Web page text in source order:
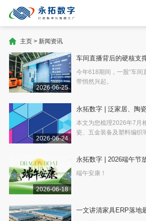
主页> 新闻资讯
2026-06-25
车间直播背后的硬核支
APS柔性排产如何重塑
今年618期间，一股“车间
带悄然兴起。
2026-06-24
永拓数字 | 泛家居、陶
行业7月展讯
本文为您梳理2026年7月
瓷、五金装备及塑料编织
2026-06-18
永拓数字 | 2026端午节
端午安康！
一文讲清家具ERP落地